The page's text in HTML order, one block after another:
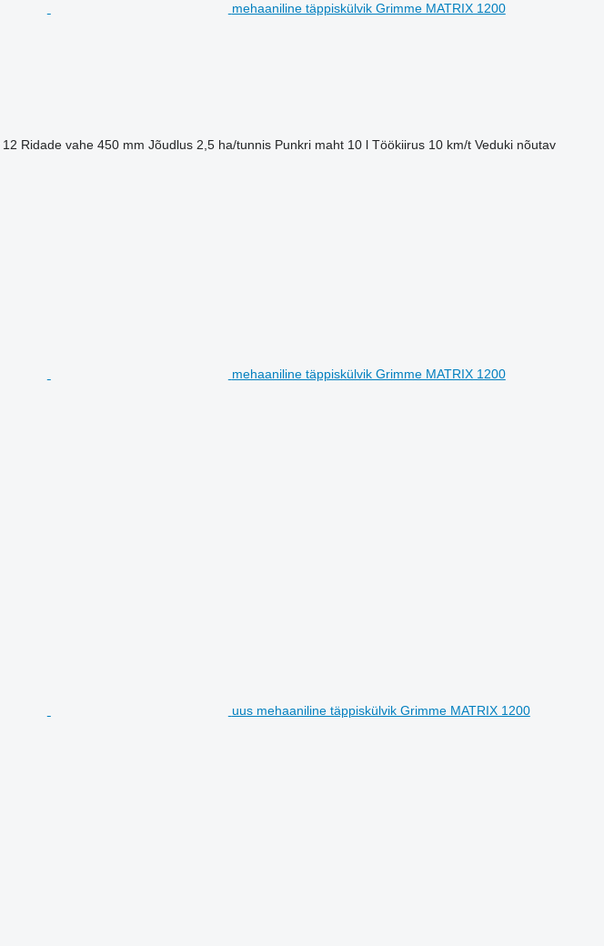
mehaaniline täppiskülvik Grimme MATRIX 1200
12 Ridade vahe 450 mm Jõudlus 2,5 ha/tunnis Punkri maht 10 l Töökiirus 10 km/t Veduki nõutav
mehaaniline täppiskülvik Grimme MATRIX 1200
uus mehaaniline täppiskülvik Grimme MATRIX 1200